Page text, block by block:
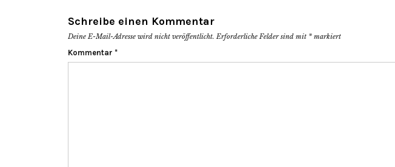
Schreibe einen Kommentar
Deine E-Mail-Adresse wird nicht veröffentlicht. Erforderliche Felder sind mit * markiert
Kommentar *